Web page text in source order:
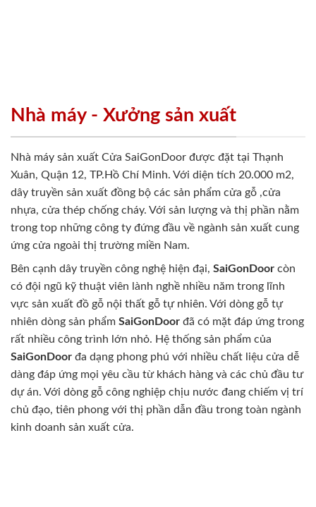
Nhà máy - Xưởng sản xuất
Nhà máy sản xuất Cửa SaiGonDoor được đặt tại Thạnh
Xuân, Quận 12, TP.Hồ Chí Minh. Với diện tích 20.000 m2,
dây truyền sản xuất đồng bộ các sản phẩm cửa gỗ ,cửa
nhựa, cửa thép chống cháy. Với sản lượng và thị phần nằm
trong top những công ty đứng đầu về ngành sản xuất cung
ứng cửa ngoài thị trường miền Nam.
Bên cạnh dây truyền công nghệ hiện đại, SaiGonDoor còn
có đội ngũ kỹ thuật viên lành nghề nhiều năm trong lĩnh
vực sản xuất đồ gỗ nội thất gỗ tự nhiên. Với dòng gỗ tự
nhiên dòng sản phẩm SaiGonDoor đã có mặt đáp ứng trong
rất nhiều công trình lớn nhỏ. Hệ thống sản phẩm của
SaiGonDoor đa dạng phong phú với nhiều chất liệu cửa dễ
dàng đáp ứng mọi yêu cầu từ khách hàng và các chủ đầu tư
dự án. Với dòng gỗ công nghiệp chịu nước đang chiếm vị trí
chủ đạo, tiên phong với thị phần dẫn đầu trong toàn ngành
kinh doanh sản xuất cửa.